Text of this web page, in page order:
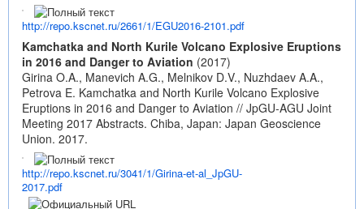
http://repo.kscnet.ru/2661/1/EGU2016-2101.pdf
Kamchatka and North Kurile Volcano Explosive Eruptions
in 2016 and Danger to Aviation (2017)
Girina O.A., Manevich A.G., Melnikov D.V., Nuzhdaev A.A.,
Petrova E. Kamchatka and North Kurile Volcano Explosive
Eruptions in 2016 and Danger to Aviation // JpGU-AGU Joint
Meeting 2017 Abstracts. Chiba, Japan: Japan Geoscience
Union. 2017.
http://repo.kscnet.ru/3041/1/Girina-et-al_JpGU-
2017.pdf